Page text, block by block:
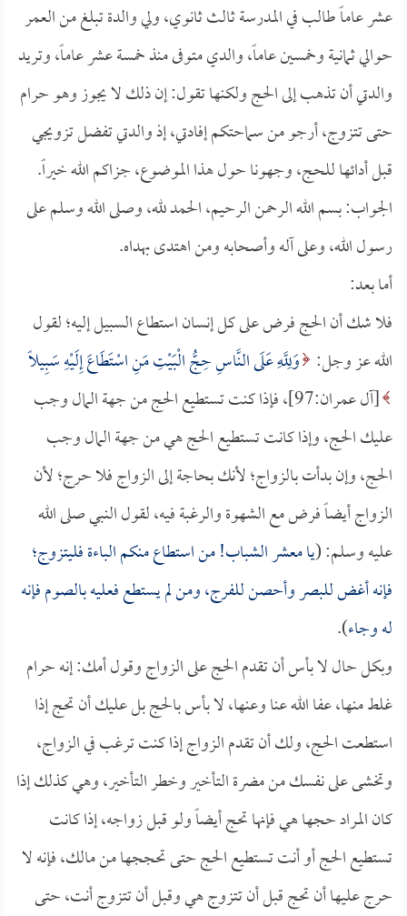
عشر عاماً طالب في المدرسة ثالث ثانوي، ولي والدة تبلغ من العمر
حوالي ثمانية وخمسين عاماً، والدي متوفى منذ خمسة عشر عاماً، وتريد
والدتي أن تذهب إلى الحج ولكنها تقول: إن ذلك لا يجوز وهو حرام
حتى تتزوج، أرجو من سماحتكم إفادتي، إذ والدتي تفضل تزويجي
قبل أدائها للحج، وجهونا حول هذا الموضوع، جزاكم الله خيراً.
الجواب: بسم الله الرحمن الرحيم، الحمد لله، وصلى الله وسلم على
رسول الله، وعلى آله وأصحابه ومن اهتدى بهداه.
أما بعد:
فلا شك أن الحج فرض على كل إنسان استطاع السبيل إليه؛ لقول
الله عز وجل: وَلِلَّهِ عَلَى النَّاسِ حِجُّ الْبَيْتِ مَنِ اسْتَطَاعَ إِلَيْهِ سَبِيلًا
[آل عمران:97]، فإذا كنت تستطيع الحج من جهة المال وجب
عليك الحج، وإذا كانت تستطيع الحج هي من جهة المال وجب
الحج، وإن بدأت بالزواج؛ لأنك بحاجة إلى الزواج فلا حرج؛ لأن
الزواج أيضاً فرض مع الشهوة والرغبة فيه، لقول النبي صلى الله
عليه وسلم: (يا معشر الشباب! من استطاع منكم الباءة فليتزوج؛
فإنه أغض للبصر وأحصن للفرج، ومن لم يستطع فعليه بالصوم فإنه
له وجاء).
وبكل حال لا بأس أن تقدم الحج على الزواج وقول أمك: إنه حرام
غلط منها، عفا الله عنا وعنها، لا بأس بالحج بل عليك أن تحج إذا
استطعت الحج، ولك أن تقدم الزواج إذا كنت ترغب في الزواج،
وتخشى على نفسك من مضرة التأخير وخطر التأخير، وهي كذلك إذا
كان المراد حجها هي فإنها تحج أيضاً ولو قبل زواجه، إذا كانت
تستطيع الحج أو أنت تستطيع الحج حتى تحججها من مالك، فإنه لا
حرج عليها أن تحج قبل أن تتزوج هي وقبل أن تتزوج أنت، حتى